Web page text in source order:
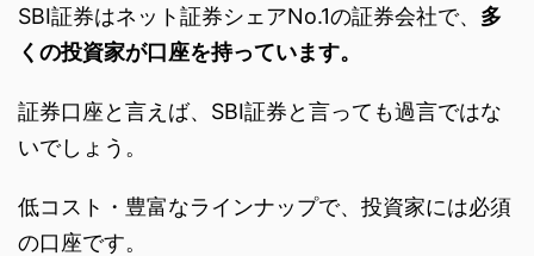
SBI証券はネット証券シェアNo.1の証券会社で、 多
くの投資家が口座を持っています。
証券口座と言えば、SBI証券と言っても過言ではな
いでしょう。
低コスト・豊富なラインナップで、投資家には必須
の口座です。